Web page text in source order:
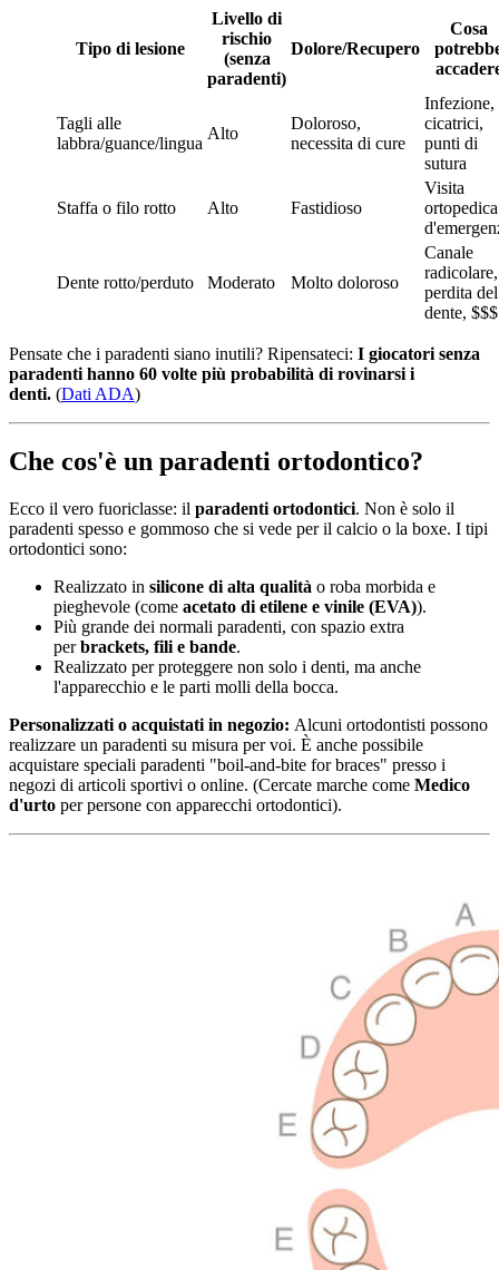
Tipo di lesione
Livello di
rischio
(senza
paradenti)
Dolore/Recupero
Cosa
Tagli alle
labbra/guance/lingua
Alto
Doloroso,
necessita di cure
Infezione,
cicatrici,
punti di
sutura
Staffa o filo rotto Alto Fastidioso
Visita
ortopedica
Dente rotto/perduto Moderato Molto doloroso
Canale
radicolare,
perdita del
dente, $$$
Pensate che i paradenti siano inutili? Ripensateci: I giocatori senza
paradenti hanno 60 volte più probabilità di rovinarsi i
denti. (Dati ADA)
Che cos'è un paradenti ortodontico?
Ecco il vero fuoriclasse: il paradenti ortodontici. Non è solo il
paradenti spesso e gommoso che si vede per il calcio o la boxe. I tipi
ortodontici sono:
Realizzato in silicone di alta qualità o roba morbida e
pieghevole (come acetato di etilene e vinile (EVA)).
Più grande dei normali paradenti, con spazio extra
perbrackets, fili e bande.
Realizzato per proteggere non solo i denti, ma anche
l'apparecchio e le parti molli della bocca.
Personalizzati o acquistati in negozio: Alcuni ortodontisti possono
realizzare un paradenti su misura per voi. È anche possibile
acquistare speciali paradenti "boil-and-bite for braces" presso i
negozi di articoli sportivi o online. (Cercate marche come Medico
d'urto per persone con apparecchi ortodontici).